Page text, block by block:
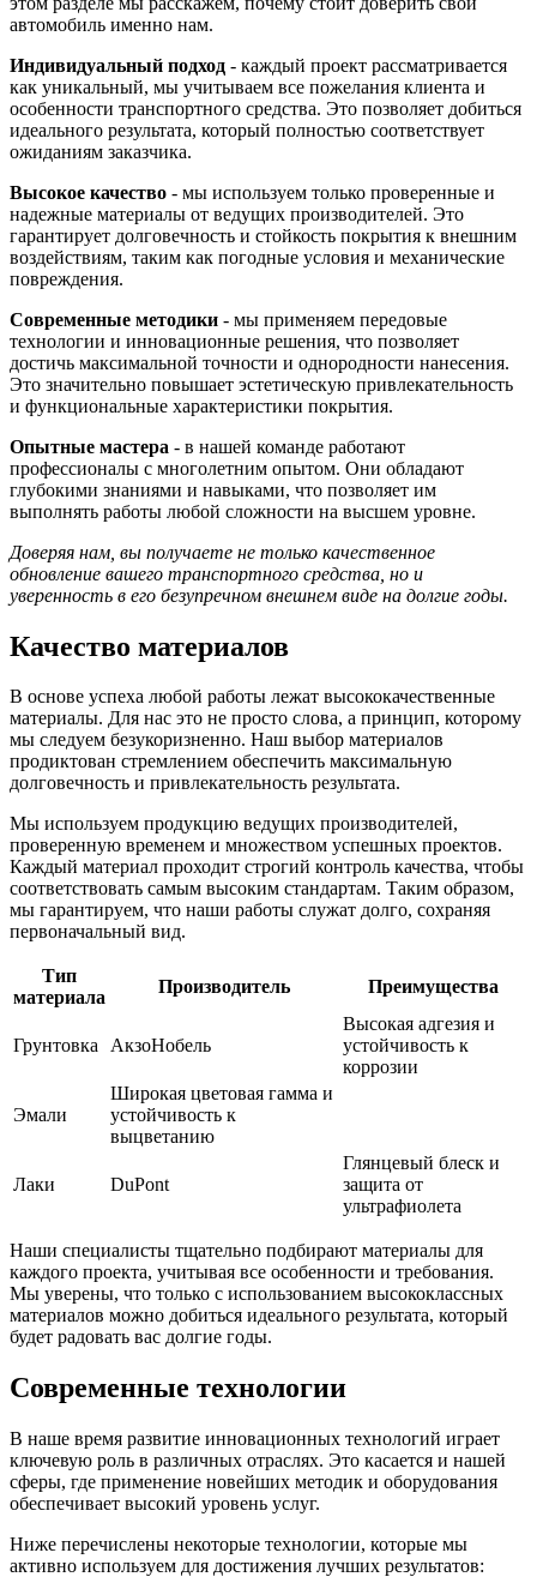
автомобиль именно нам.
Индивидуальный подход - каждый проект рассматривается
как уникальный, мы учитываем все пожелания клиента и
особенности транспортного средства. Это позволяет добиться
идеального результата, который полностью соответствует
ожиданиям заказчика.
Высокое качество - мы используем только проверенные и
надежные материалы от ведущих производителей. Это
гарантирует долговечность и стойкость покрытия к внешним
воздействиям, таким как погодные условия и механические
повреждения.
Современные методики - мы применяем передовые
технологии и инновационные решения, что позволяет
достичь максимальной точности и однородности нанесения.
Это значительно повышает эстетическую привлекательность
и функциональные характеристики покрытия.
Опытные мастера - в нашей команде работают
профессионалы с многолетним опытом. Они обладают
глубокими знаниями и навыками, что позволяет им
выполнять работы любой сложности на высшем уровне.
Доверяя нам, вы получаете не только качественное
обновление вашего транспортного средства, но и
уверенность в его безупречном внешнем виде на долгие годы.
Качество материалов
В основе успеха любой работы лежат высококачественные
материалы. Для нас это не просто слова, а принцип, которому
мы следуем безукоризненно. Наш выбор материалов
продиктован стремлением обеспечить максимальную
долговечность и привлекательность результата.
Мы используем продукцию ведущих производителей,
проверенную временем и множеством успешных проектов.
Каждый материал проходит строгий контроль качества, чтобы
соответствовать самым высоким стандартам. Таким образом,
мы гарантируем, что наши работы служат долго, сохраняя
первоначальный вид.
Тип
материала
Производитель Преимущества
Грунтовка АкзоНобель
Высокая адгезия и
устойчивость к
коррозии
Эмали
Широкая цветовая гамма и
устойчивость к
выцветанию
Лаки DuPont
Глянцевый блеск и
защита от
ультрафиолета
Наши специалисты тщательно подбирают материалы для
каждого проекта, учитывая все особенности и требования.
Мы уверены, что только с использованием высококлассных
материалов можно добиться идеального результата, который
будет радовать вас долгие годы.
Современные технологии
В наше время развитие инновационных технологий играет
ключевую роль в различных отраслях. Это касается и нашей
сферы, где применение новейших методик и оборудования
обеспечивает высокий уровень услуг.
Ниже перечислены некоторые технологии, которые мы
активно используем для достижения лучших результатов: